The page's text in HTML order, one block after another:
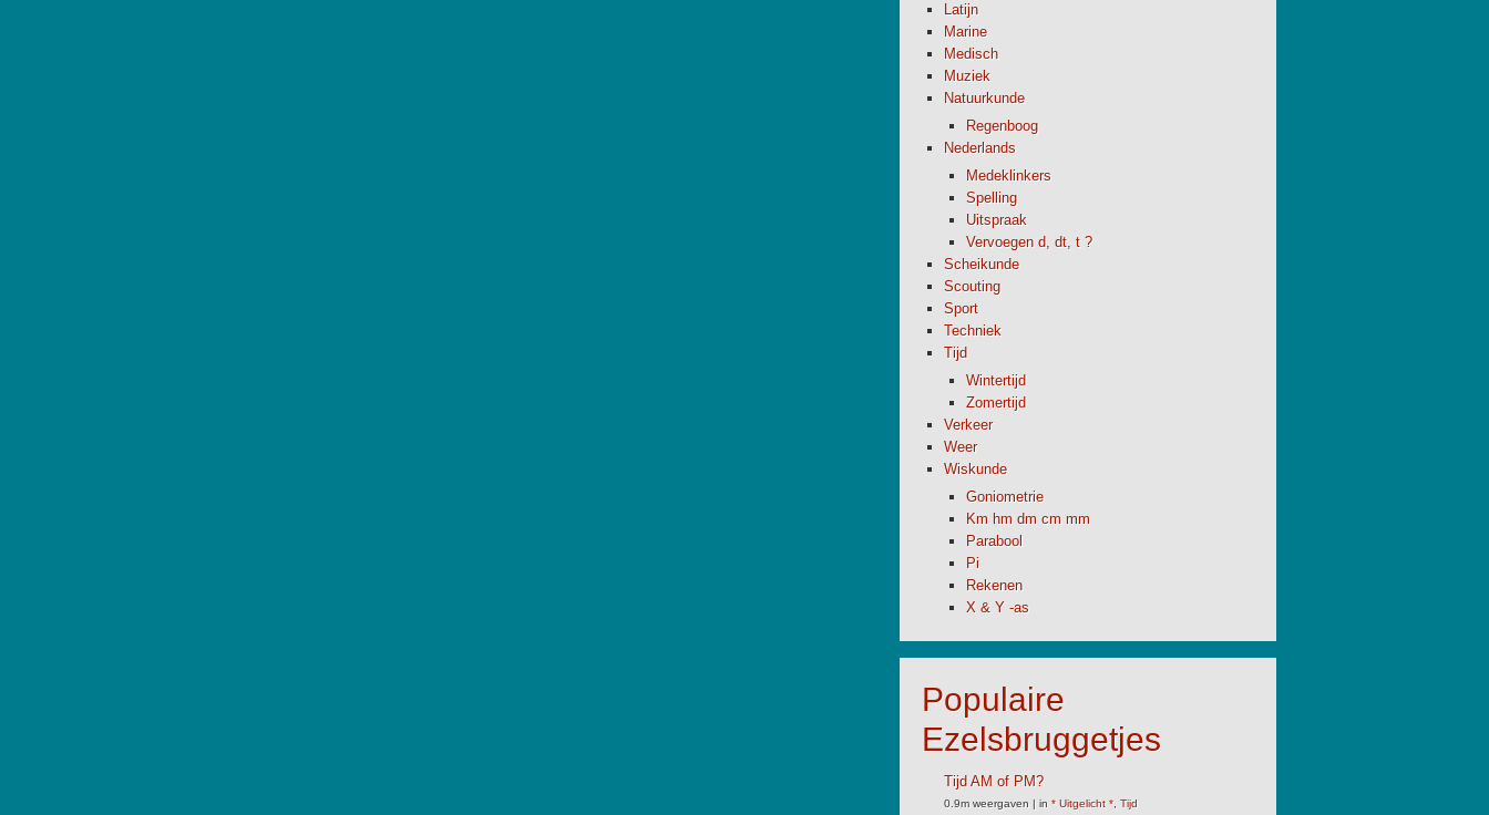
Latijn
Marine
Medisch
Muziek
Natuurkunde
Regenboog
Nederlands
Medeklinkers
Spelling
Uitspraak
Vervoegen d, dt, t ?
Scheikunde
Scouting
Sport
Techniek
Tijd
Wintertijd
Zomertijd
Verkeer
Weer
Wiskunde
Goniometrie
Km hm dm cm mm
Parabool
Pi
Rekenen
X & Y -as
Populaire
Ezelsbruggetjes
Tijd AM of PM?
0.9m weergaven | in * Uitgelicht *, Tijd